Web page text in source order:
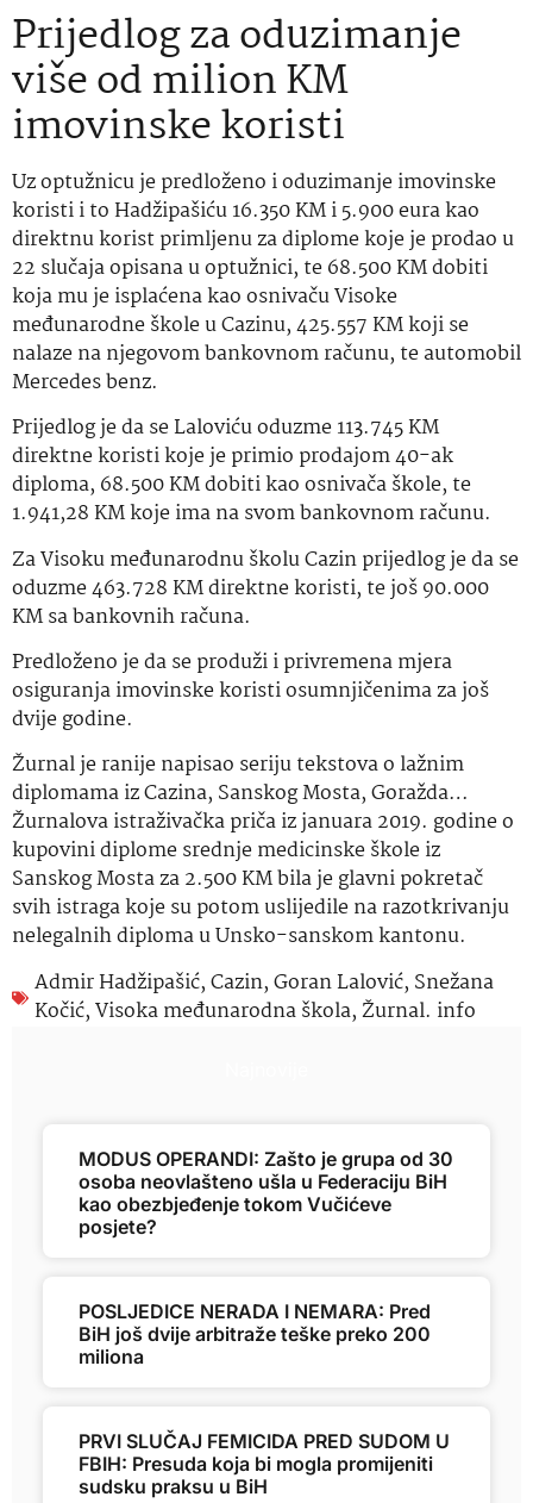
Prijedlog za oduzimanje
više od milion KM
imovinske koristi
Uz optužnicu je predloženo i oduzimanje imovinske
koristi i to Hadžipašiću 16.350 KM i 5.900 eura kao
direktnu korist primljenu za diplome koje je prodao u
22 slučaja opisana u optužnici, te 68.500 KM dobiti
koja mu je isplaćena kao osnivaču Visoke
međunarodne škole u Cazinu, 425.557 KM koji se
nalaze na njegovom bankovnom računu, te automobil
Mercedes benz.
Prijedlog je da se Laloviću oduzme 113.745 KM
direktne koristi koje je primio prodajom 40-ak
diploma, 68.500 KM dobiti kao osnivača škole, te
1.941,28 KM koje ima na svom bankovnom računu.
Za Visoku međunarodnu školu Cazin prijedlog je da se
oduzme 463.728 KM direktne koristi, te još 90.000
KM sa bankovnih računa.
Predloženo je da se produži i privremena mjera
osiguranja imovinske koristi osumnjičenima za još
dvije godine.
Žurnal je ranije napisao seriju tekstova o lažnim
diplomama iz Cazina, Sanskog Mosta, Goražda…
Žurnalova istraživačka priča iz januara 2019. godine o
kupovini diplome srednje medicinske škole iz
Sanskog Mosta za 2.500 KM bila je glavni pokretač
svih istraga koje su potom uslijedile na razotkrivanju
nelegalnih diploma u Unsko-sanskom kantonu.
Admir Hadžipašić,Cazin,Goran Lalović, Snežana
Kočić,Visoka međunarodna škola,Žurnal. info
MODUS OPERANDI: Zašto je grupa od 30
osoba neovlašteno ušla u Federaciju BiH
kao obezbjeđenje tokom Vučićeve
posjete?
POSLJEDICE NERADA I NEMARA: Pred
BiH još dvije arbitraže teške preko 200
miliona
PRVI SLUČAJ FEMICIDA PRED SUDOM U
FBIH: Presuda koja bi mogla promijeniti
sudsku praksu u BiH